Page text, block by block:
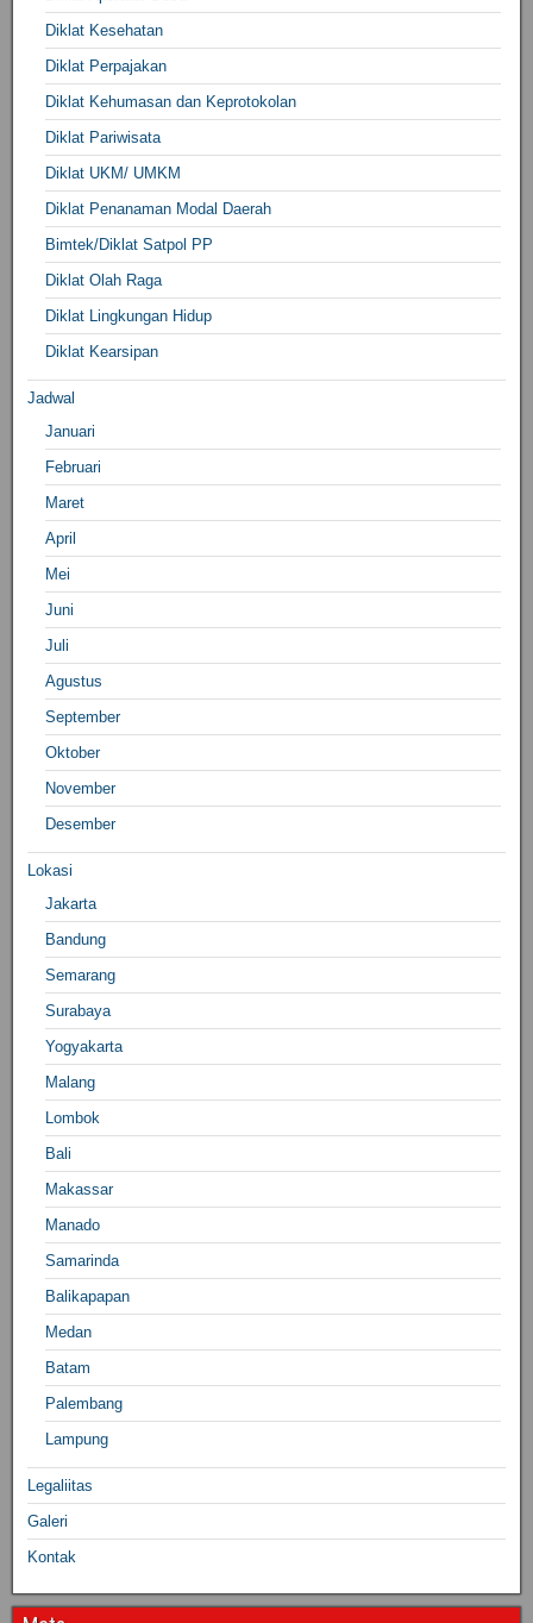
Diklat Kesehatan
Diklat Perpajakan
Diklat Kehumasan dan Keprotokolan
Diklat Pariwisata
Diklat UKM/ UMKM
Diklat Penanaman Modal Daerah
Bimtek/Diklat Satpol PP
Diklat Olah Raga
Diklat Lingkungan Hidup
Diklat Kearsipan
Jadwal
Januari
Februari
Maret
April
Mei
Juni
Juli
Agustus
September
Oktober
November
Desember
Lokasi
Jakarta
Bandung
Semarang
Surabaya
Yogyakarta
Malang
Lombok
Bali
Makassar
Manado
Samarinda
Balikapapan
Medan
Batam
Palembang
Lampung
Legaliitas
Galeri
Kontak